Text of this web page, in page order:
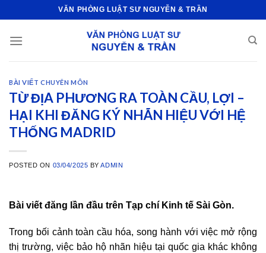
to
content
VĂN PHÒNG LUẬT SƯ NGUYỄN & TRẦN
BÀI VIẾT CHUYÊN MÔN
TỪ ĐỊA PHƯƠNG RA TOÀN CẦU, LỢI –
HẠI KHI ĐĂNG KÝ NHÃN HIỆU VỚI HỆ
THỐNG MADRID
POSTED ON 03/04/2025 BYADMIN
Bài viết đăng lần đầu trên Tạp chí Kinh tế Sài Gòn.
Trong bối cảnh toàn cầu hóa, song hành với việc mở rộng
thị trường, việc bảo hộ nhãn hiệu tại quốc gia khác không